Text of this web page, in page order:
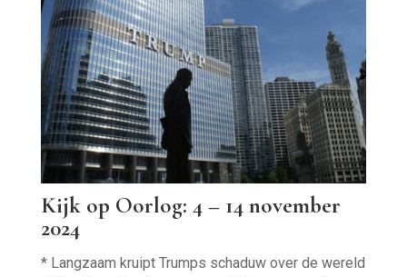
Kijk op Oorlog: 4 – 14 november
2024
* Langzaam kruipt Trumps schaduw over de wereld